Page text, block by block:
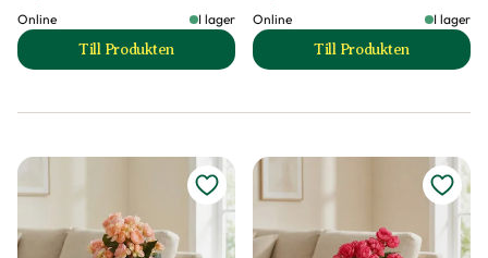
Online
I lager
Till Produkten
till Bananplanta i kruka, konstgjord produktsida
Online
I lager
Till Produkten
till Begonia i